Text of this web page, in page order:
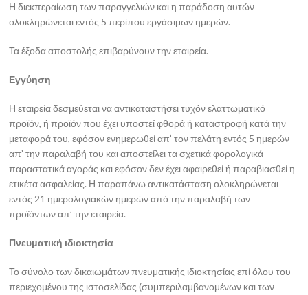
Η διεκπεραίωση των παραγγελιών και η παράδοση αυτών
ολοκληρώνεται εντός 5 περίπου εργάσιμων ημερών.
Τα έξοδα αποστολής επιβαρύνουν την εταιρεία.
Εγγύηση
Η εταιρεία δεσμεύεται να αντικαταστήσει τυχόν ελαττωματικό
προϊόν, ή προϊόν που έχει υποστεί φθορά ή καταστροφή κατά την
μεταφορά του, εφόσον ενημερωθεί απ’ τον πελάτη εντός 5 ημερών
απ’ την παραλαβή του και αποστείλει τα σχετικά φορολογικά
παραστατικά αγοράς και εφόσον δεν έχει αφαιρεθεί ή παραβιασθεί η
ετικέτα ασφαλείας. Η παραπάνω αντικατάσταση ολοκληρώνεται
εντός 21 ημερολογιακών ημερών από την παραλαβή των
προϊόντων απ’ την εταιρεία.
Πνευματική ιδιοκτησία
Το σύνολο των δικαιωμάτων πνευματικής ιδιοκτησίας επί όλου του
περιεχομένου της ιστοσελίδας (συμπεριλαμβανομένων και των